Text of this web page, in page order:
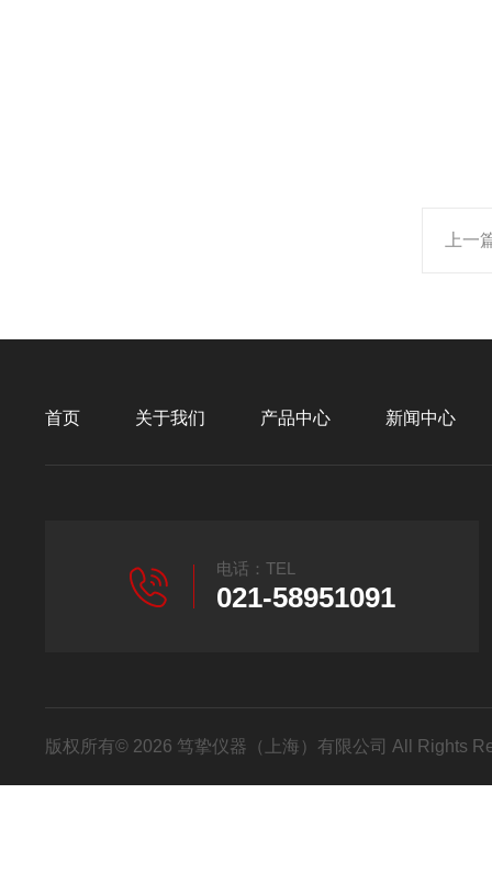
上一
首页 关于我们 产品中心 新闻中心
电话：TEL
021-58951091
版权所有© 2026 笃挚仪器（上海）有限公司 All Rights